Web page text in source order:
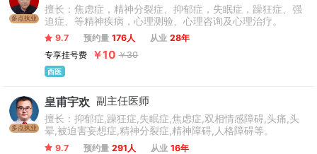
多点执业
擅长：焦虑症，精神分裂症、抑郁症，失眠症，躁狂症、强
迫症、等精神疾病，心理测验、心理咨询及心理治疗。
9.7 预约量 176人 从业 28年
专享挂号费
￥10 ￥30
西医
多点执业
皇甫宇欢 副主任医师
擅长：抑郁症,躁狂症,失眠症,焦虑症,双相情感障碍,头痛,头
晕,被迫害妄想症,精神分裂症,精神障碍,人格障碍等。
9.7 预约量 291人 从业 16年